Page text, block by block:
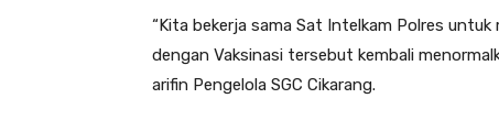
“Kita bekerja sama Sat Intelkam Polres
dengan Vaksinasi tersebut kembali
arifin Pengelola SGC Cikarang.